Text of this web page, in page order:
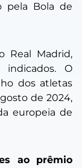
pela Bola de
Real Madrid,
O
dos atletas
de 2024,
europeia de
ao prêmio